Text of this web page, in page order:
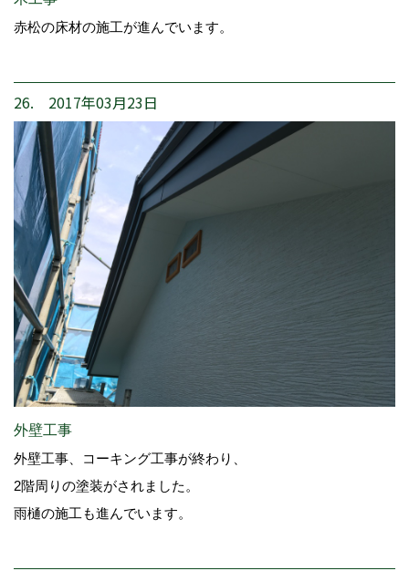
赤松の床材の施工が進んでいます。
26. 2017年03月23日
外壁工事
外壁工事、コーキング工事が終わり、
2階周りの塗装がされました。
雨樋の施工も進んでいます。